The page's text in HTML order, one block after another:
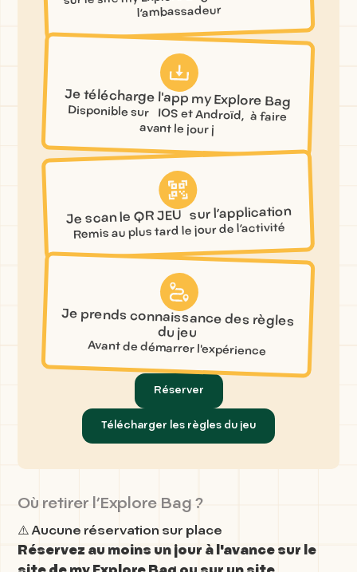
l’ambassadeur
Je télécharge l'app my Explore Bag
Disponible sur IOS et Androïd, à faire
avant le jour j
Je scan le QR JEU sur l’application
Remis au plus tard le jour de l’activité
Je prends connaissance des règles
du jeu
Avant de démarrer l'expérience
Réserver
Télécharger les règles du jeu
Où retirer l’Explore Bag ?
⚠️ Aucune réservation sur place
Réservez au moins un jour à l'avance sur le